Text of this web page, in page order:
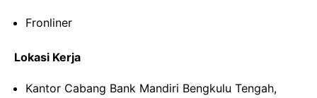
Fronliner
Lokasi Kerja
Kantor Cabang Bank Mandiri Bengkulu Tengah,